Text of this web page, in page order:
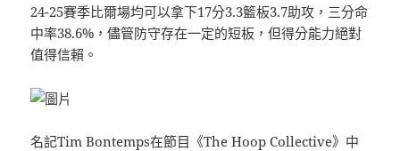
24-25賽季比爾場均可以拿下17分3.3籃板3.7助攻，三分命
中率38.6%，儘管防守存在一定的短板，但得分能力絕對
值得信賴。
名記Tim Bontemps在節目《The Hoop Collective》中